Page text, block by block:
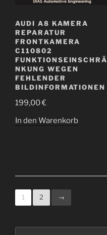
AUDI A8 KAMERA
REPARATUR
FRONTKAMERA
C110802
FUNKTIONSEINSCHRÄ
NKUNG WEGEN
FEHLENDER
BILDINFORMATIONEN
199,00€
In den Warenkorb
1 2 →